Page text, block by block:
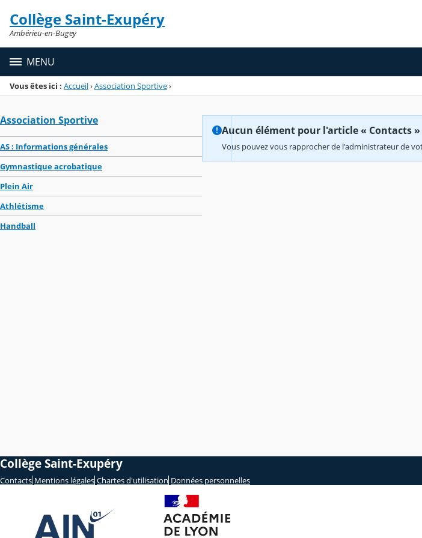
Menu de la rubrique
Contenu
Collège Saint-Exupéry
Ambérieu-en-Bugey
MENU
Vous êtes ici : Accueil›Association Sportive›
Association Sportive
AS : Informations générales
Gymnastique acrobatique
Plein Air
Athlétisme
Handball
Aucun élément pour l'article « Contacts
Vous pouvez vous rapprocher de l'administrateur de
Collège Saint-Exupéry
Contacts Mentions légales Chartes d'utilisation Données personnelles